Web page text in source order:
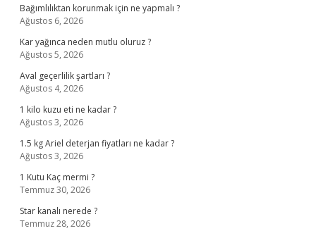
Bağımlılıktan korunmak için ne yapmalı ?
Ağustos 6, 2026
Kar yağınca neden mutlu oluruz ?
Ağustos 5, 2026
Aval geçerlilik şartları ?
Ağustos 4, 2026
1 kilo kuzu eti ne kadar ?
Ağustos 3, 2026
1.5 kg Ariel deterjan fiyatları ne kadar ?
Ağustos 3, 2026
1 Kutu Kaç mermi ?
Temmuz 30, 2026
Star kanalı nerede ?
Temmuz 28, 2026